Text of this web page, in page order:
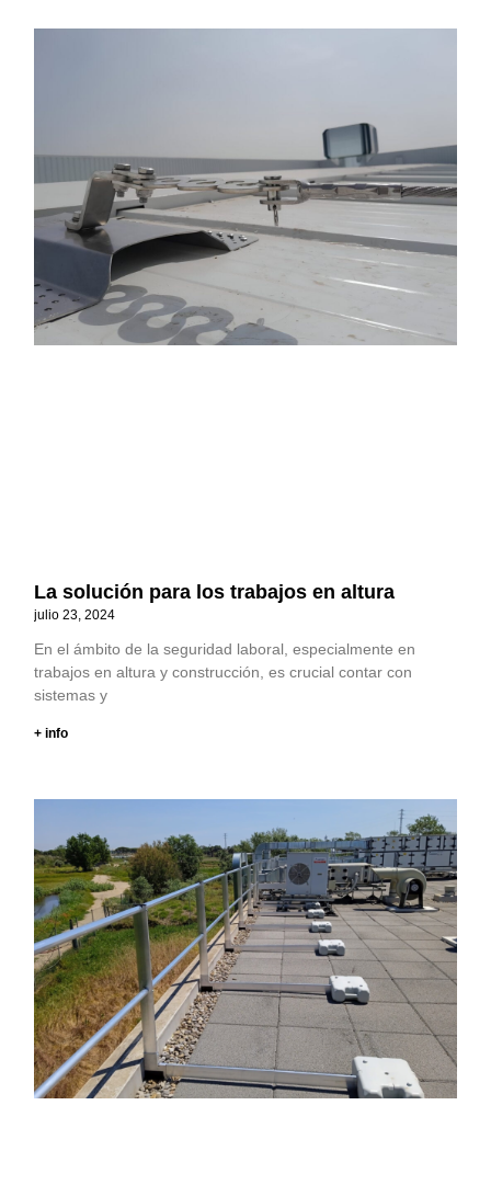
La solución para los trabajos en altura
julio 23, 2024
En el ámbito de la seguridad laboral, especialmente en
trabajos en altura y construcción, es crucial contar con
sistemas y
+ info